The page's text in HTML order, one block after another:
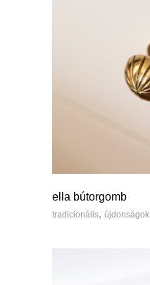
ella bútorgomb
tradicionális, újdonságok